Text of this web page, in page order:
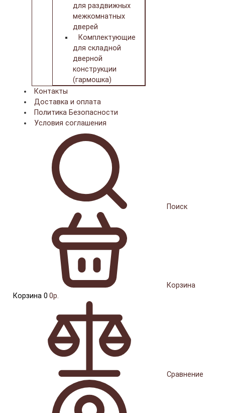
для раздвижных
межкомнатных
дверей
Комплектующие
для складной
дверной
конструкции
(гармошка)
Контакты
Доставка и оплата
Политика Безопасности
Условия соглашения
Поиск
Корзина
Корзина 0 0р.
Сравнение